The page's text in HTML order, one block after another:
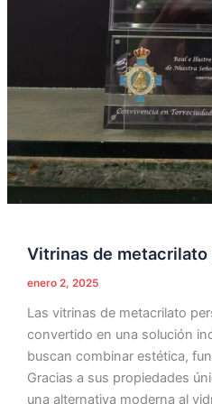
Vitrinas de metacrilato
enero 2, 2025
Las vitrinas de metacrilato
convertido en una solución
buscan combinar estética,
Gracias a sus propiedades
una alternativa moderna al